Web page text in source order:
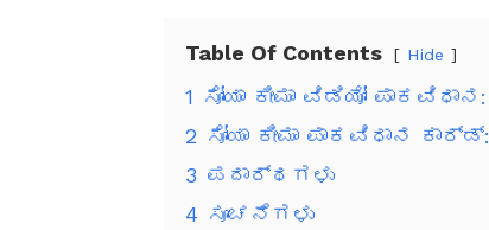
Table Of Contents Hide
1 ಸೋಯಾ ಕೀಮಾ ವಿಡಿಯೋ ಪಾಕವಿಧಾನ:
2 ಸೋಯಾ ಕೀಮಾ ಪಾಕವಿಧಾನ ಕಾರ್ಡ್:
3 ಪದಾರ್ಥಗಳು
4 ಸೂಚನೆಗಳು